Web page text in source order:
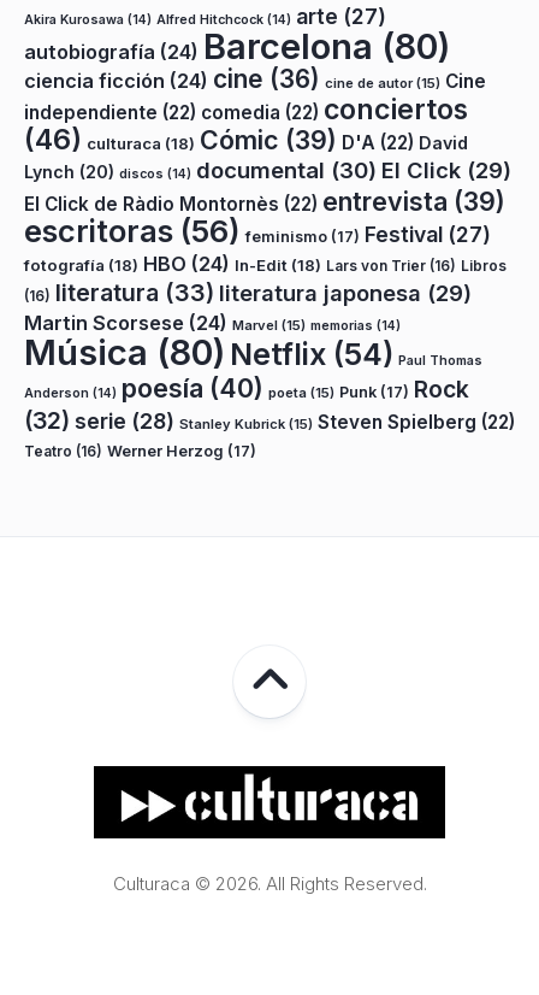
Akira Kurosawa (14) Alfred Hitchcock (14) arte (27)
autobiografía (24) Barcelona (80)
ciencia ficción (24) cine (36) cine de autor(15) Cine
independiente (22) comedia (22) conciertos
(46) culturaca (18) Cómic (39) D'A (22) David
Lynch (20) discos (14) documental (30) El Click (29)
El Click de Ràdio Montornès (22) entrevista (39)
escritoras (56) feminismo (17) Festival (27)
fotografía (18) HBO (24) In-Edit (18) Lars von Trier (16) Libros
(16) literatura (33) literatura japonesa (29)
Martin Scorsese (24) Marvel (15) memorias (14)
Música (80) Netflix (54) Paul Thomas
Anderson (14) poesía (40) poeta (15) Punk (17) Rock
(32) serie (28) Stanley Kubrick (15) Steven Spielberg (22)
Teatro (16) Werner Herzog (17)
Culturaca © 2026. All Rights Reserved.